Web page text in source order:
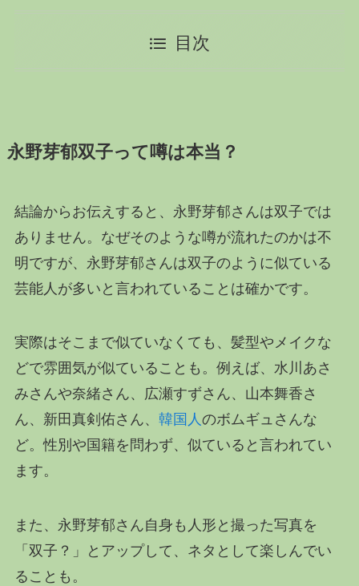
目次
永野芽郁双子って噂は本当？
結論からお伝えすると、永野芽郁さんは双子では
ありません。なぜそのような噂が流れたのかは不
明ですが、永野芽郁さんは双子のように似ている
芸能人が多いと言われていることは確かです。
実際はそこまで似ていなくても、髪型やメイクな
どで雰囲気が似ていることも。例えば、水川あさ
みさんや奈緒さん、広瀬すずさん、山本舞香さ
ん、新田真剣佑さん、 韓国人のボムギュさんな
ど。性別や国籍を問わず、似ていると言われてい
ます。
また、永野芽郁さん自身も人形と撮った写真を
「双子？」とアップして、ネタとして楽しんでい
ることも。